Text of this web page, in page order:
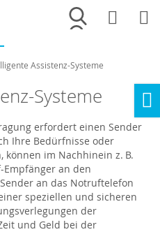
Merkliste
Assistenz-Systeme
Systeme
erfordert einen Sender
Ihre Bedürfnisse oder
im Nachhinein z. B.
Empfänger an den
an das Notruftelefon
speziellen und sicheren
der
und Geld bei der